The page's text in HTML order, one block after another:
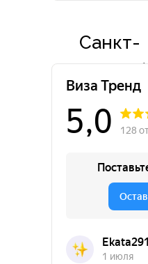
Санкт-